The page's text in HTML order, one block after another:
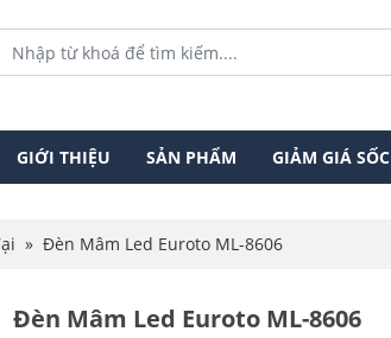
GIỚI THIỆU SẢN PHẨM GIẢM GIÁ SỐC
» Đèn Mâm Led Euroto ML-8606
Đèn Mâm Led Euroto ML-8606